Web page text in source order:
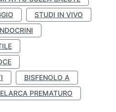
STUDI IN VIVO
BISFENOLO A
PREMATURO